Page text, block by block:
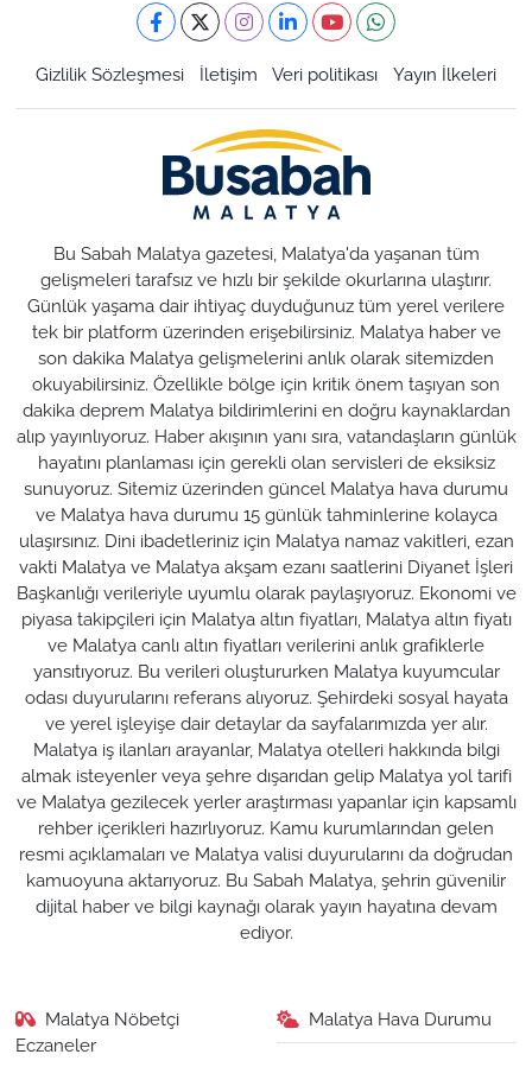
Gizlilik Sözleşmesi İletişim Veri politikası Yayın İlkeleri
Bu Sabah Malatya gazetesi, Malatya'da yaşanan tüm
gelişmeleri tarafsız ve hızlı bir şekilde okurlarına ulaştırır.
Günlük yaşama dair ihtiyaç duyduğunuz tüm yerel verilere
tek bir platform üzerinden erişebilirsiniz. Malatya haber ve
son dakika Malatya gelişmelerini anlık olarak sitemizden
okuyabilirsiniz. Özellikle bölge için kritik önem taşıyan son
dakika deprem Malatya bildirimlerini en doğru kaynaklardan
alıp yayınlıyoruz. Haber akışının yanı sıra, vatandaşların günlük
hayatını planlaması için gerekli olan servisleri de eksiksiz
sunuyoruz. Sitemiz üzerinden güncel Malatya hava durumu
ve Malatya hava durumu 15 günlük tahminlerine kolayca
ulaşırsınız. Dini ibadetleriniz için Malatya namaz vakitleri, ezan
vakti Malatya ve Malatya akşam ezanı saatlerini Diyanet İşleri
Başkanlığı verileriyle uyumlu olarak paylaşıyoruz. Ekonomi ve
piyasa takipçileri için Malatya altın fiyatları, Malatya altın fiyatı
ve Malatya canlı altın fiyatları verilerini anlık grafiklerle
yansıtıyoruz. Bu verileri oluştururken Malatya kuyumcular
odası duyurularını referans alıyoruz. Şehirdeki sosyal hayata
ve yerel işleyişe dair detaylar da sayfalarımızda yer alır.
Malatya iş ilanları arayanlar, Malatya otelleri hakkında bilgi
almak isteyenler veya şehre dışarıdan gelip Malatya yol tarifi
ve Malatya gezilecek yerler araştırması yapanlar için kapsamlı
rehber içerikleri hazırlıyoruz. Kamu kurumlarından gelen
resmi açıklamaları ve Malatya valisi duyurularını da doğrudan
kamuoyuna aktarıyoruz. Bu Sabah Malatya, şehrin güvenilir
dijital haber ve bilgi kaynağı olarak yayın hayatına devam
ediyor.
Malatya Nöbetçi
Eczaneler
Malatya Hava Durumu